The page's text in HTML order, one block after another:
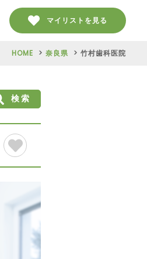
マイリストを見る
HOME 奈良県 竹村歯科医院
検索